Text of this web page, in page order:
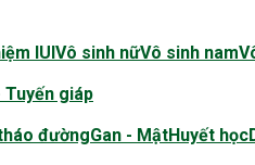
IUIVô sinh nữVô sinh nam
Tuyến giáp
đườngGan - MậtHuyết học